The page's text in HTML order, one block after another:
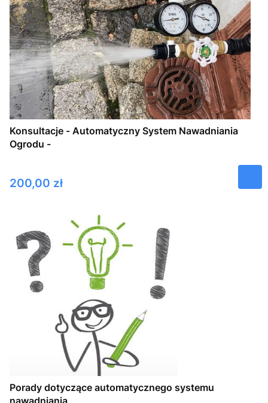
Konsultacje - Automatyczny System Nawadniania
Ogrodu -
Cena
200,00 zł
Porady dotyczące automatycznego systemu
nawadniania